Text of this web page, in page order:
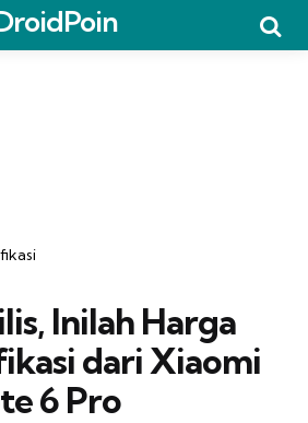
Inilah Harga
dari Xiaomi
6 Pro